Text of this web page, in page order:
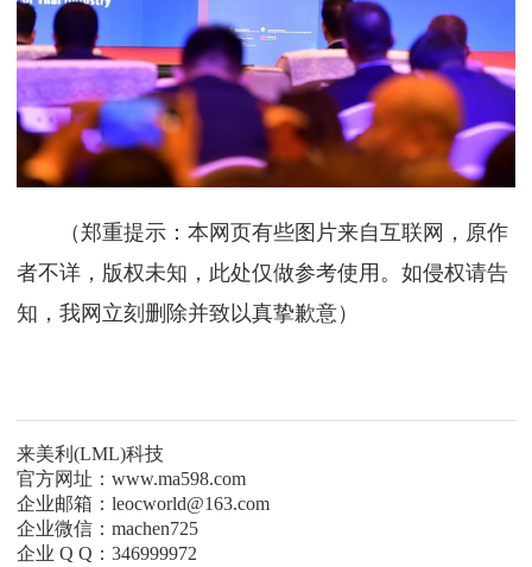
（郑重提示：本网页有些图片来自互联网，原作
者不详，版权未知，此处仅做参考使用。如侵权请告
知，我网立刻删除并致以真挚歉意）
来美利(LML)科技
官方网址：www.ma598.com
企业邮箱：leocworld@163.com
企业微信：machen725
企业 Q Q：346999972